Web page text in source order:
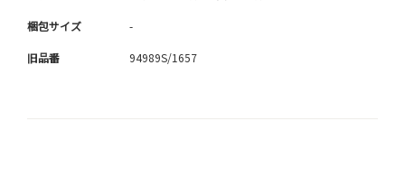
梱包サイズ -
旧品番 94989S/1657